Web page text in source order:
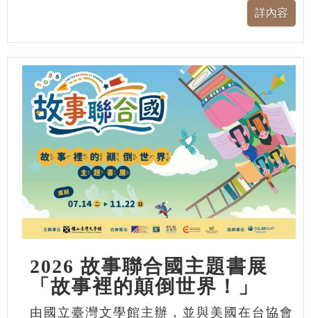
2026 故事聯合國主題書展
「故事裡的顛倒世界！」
由國立臺灣文學館主辦，並與美國在台協會